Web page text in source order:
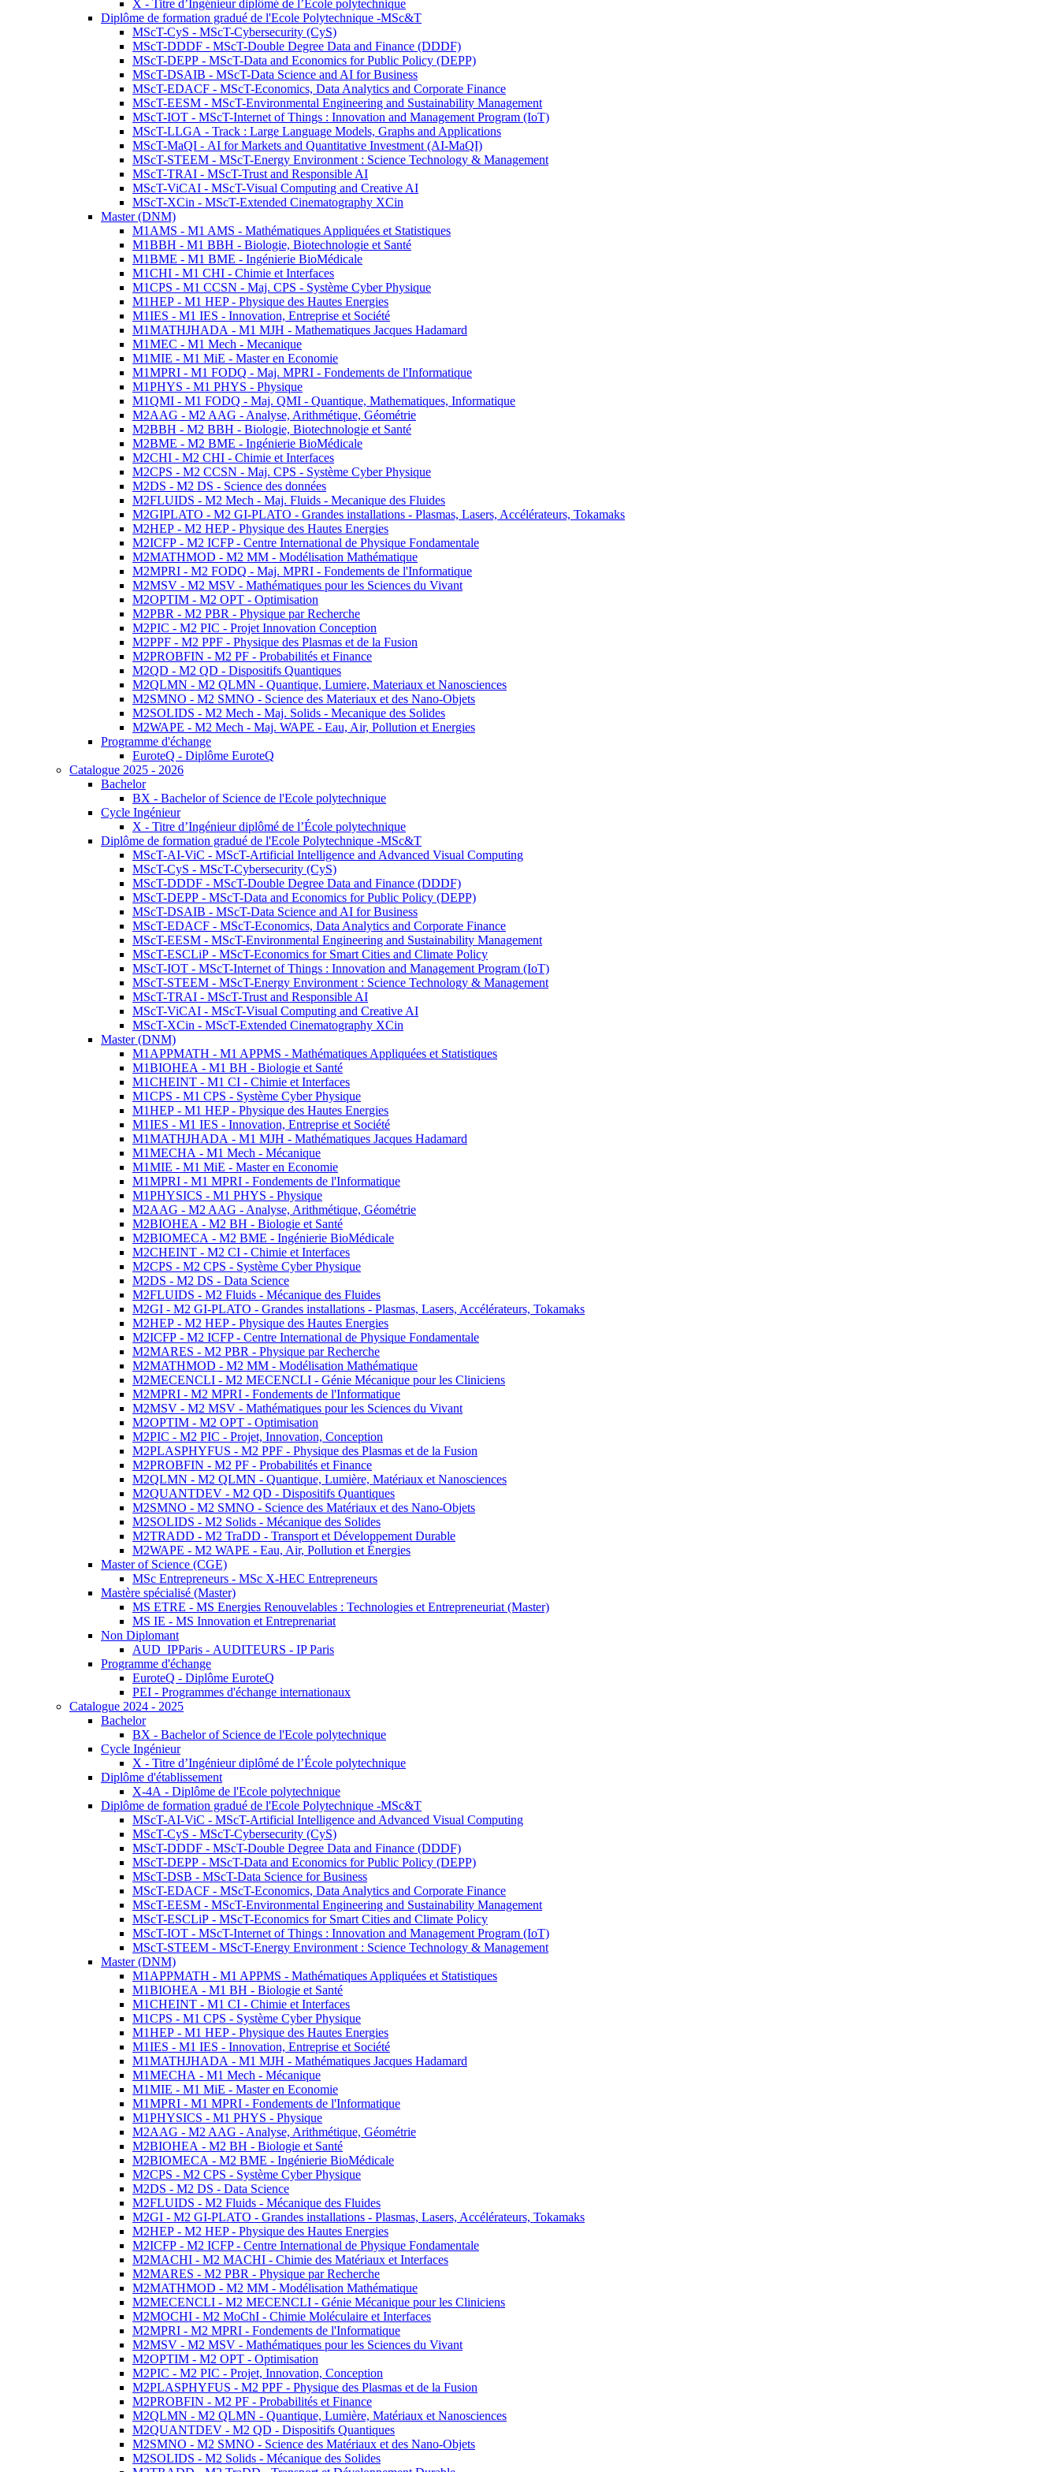
X - Titre d’Ingénieur diplômé de l’École polytechnique
Diplôme de formation gradué de l'Ecole Polytechnique -MSc&T
MScT-CyS - MScT-Cybersecurity (CyS)
MScT-DDDF - MScT-Double Degree Data and Finance (DDDF)
MScT-DEPP - MScT-Data and Economics for Public Policy (DEPP)
MScT-DSAIB - MScT-Data Science and AI for Business
MScT-EDACF - MScT-Economics, Data Analytics and Corporate Finance
MScT-EESM - MScT-Environmental Engineering and Sustainability Management
MScT-IOT - MScT-Internet of Things : Innovation and Management Program (IoT)
MScT-LLGA - Track : Large Language Models, Graphs and Applications
MScT-MaQI - AI for Markets and Quantitative Investment (AI-MaQI)
MScT-STEEM - MScT-Energy Environment : Science Technology & Management
MScT-TRAI - MScT-Trust and Responsible AI
MScT-ViCAI - MScT-Visual Computing and Creative AI
MScT-XCin - MScT-Extended Cinematography XCin
Master (DNM)
M1AMS - M1 AMS - Mathématiques Appliquées et Statistiques
M1BBH - M1 BBH - Biologie, Biotechnologie et Santé
M1BME - M1 BME - Ingénierie BioMédicale
M1CHI - M1 CHI - Chimie et Interfaces
M1CPS - M1 CCSN - Maj. CPS - Système Cyber Physique
M1HEP - M1 HEP - Physique des Hautes Energies
M1IES - M1 IES - Innovation, Entreprise et Société
M1MATHJHADA - M1 MJH - Mathematiques Jacques Hadamard
M1MEC - M1 Mech - Mecanique
M1MIE - M1 MiE - Master en Economie
M1MPRI - M1 FODQ - Maj. MPRI - Fondements de l'Informatique
M1PHYS - M1 PHYS - Physique
M1QMI - M1 FODQ - Maj. QMI - Quantique, Mathematiques, Informatique
M2AAG - M2 AAG - Analyse, Arithmétique, Géométrie
M2BBH - M2 BBH - Biologie, Biotechnologie et Santé
M2BME - M2 BME - Ingénierie BioMédicale
M2CHI - M2 CHI - Chimie et Interfaces
M2CPS - M2 CCSN - Maj. CPS - Système Cyber Physique
M2DS - M2 DS - Science des données
M2FLUIDS - M2 Mech - Maj. Fluids - Mecanique des Fluides
M2GIPLATO - M2 GI-PLATO - Grandes installations - Plasmas, Lasers, Accélérateurs, Tokamaks
M2HEP - M2 HEP - Physique des Hautes Energies
M2ICFP - M2 ICFP - Centre International de Physique Fondamentale
M2MATHMOD - M2 MM - Modélisation Mathématique
M2MPRI - M2 FODQ - Maj. MPRI - Fondements de l'Informatique
M2MSV - M2 MSV - Mathématiques pour les Sciences du Vivant
M2OPTIM - M2 OPT - Optimisation
M2PBR - M2 PBR - Physique par Recherche
M2PIC - M2 PIC - Projet Innovation Conception
M2PPF - M2 PPF - Physique des Plasmas et de la Fusion
M2PROBFIN - M2 PF - Probabilités et Finance
M2QD - M2 QD - Dispositifs Quantiques
M2QLMN - M2 QLMN - Quantique, Lumiere, Materiaux et Nanosciences
M2SMNO - M2 SMNO - Science des Materiaux et des Nano-Objets
M2SOLIDS - M2 Mech - Maj. Solids - Mecanique des Solides
M2WAPE - M2 Mech - Maj. WAPE - Eau, Air, Pollution et Energies
Programme d'échange
EuroteQ - Diplôme EuroteQ
Catalogue 2025 - 2026
Bachelor
BX - Bachelor of Science de l'Ecole polytechnique
Cycle Ingénieur
X - Titre d’Ingénieur diplômé de l’École polytechnique
Diplôme de formation gradué de l'Ecole Polytechnique -MSc&T
MScT-AI-ViC - MScT-Artificial Intelligence and Advanced Visual Computing
MScT-CyS - MScT-Cybersecurity (CyS)
MScT-DDDF - MScT-Double Degree Data and Finance (DDDF)
MScT-DEPP - MScT-Data and Economics for Public Policy (DEPP)
MScT-DSAIB - MScT-Data Science and AI for Business
MScT-EDACF - MScT-Economics, Data Analytics and Corporate Finance
MScT-EESM - MScT-Environmental Engineering and Sustainability Management
MScT-ESCLiP - MScT-Economics for Smart Cities and Climate Policy
MScT-IOT - MScT-Internet of Things : Innovation and Management Program (IoT)
MScT-STEEM - MScT-Energy Environment : Science Technology & Management
MScT-TRAI - MScT-Trust and Responsible AI
MScT-ViCAI - MScT-Visual Computing and Creative AI
MScT-XCin - MScT-Extended Cinematography XCin
Master (DNM)
M1APPMATH - M1 APPMS - Mathématiques Appliquées et Statistiques
M1BIOHEA - M1 BH - Biologie et Santé
M1CHEINT - M1 CI - Chimie et Interfaces
M1CPS - M1 CPS - Système Cyber Physique
M1HEP - M1 HEP - Physique des Hautes Energies
M1IES - M1 IES - Innovation, Entreprise et Société
M1MATHJHADA - M1 MJH - Mathématiques Jacques Hadamard
M1MECHA - M1 Mech - Mécanique
M1MIE - M1 MiE - Master en Economie
M1MPRI - M1 MPRI - Fondements de l'Informatique
M1PHYSICS - M1 PHYS - Physique
M2AAG - M2 AAG - Analyse, Arithmétique, Géométrie
M2BIOHEA - M2 BH - Biologie et Santé
M2BIOMECA - M2 BME - Ingénierie BioMédicale
M2CHEINT - M2 CI - Chimie et Interfaces
M2CPS - M2 CPS - Système Cyber Physique
M2DS - M2 DS - Data Science
M2FLUIDS - M2 Fluids - Mécanique des Fluides
M2GI - M2 GI-PLATO - Grandes installations - Plasmas, Lasers, Accélérateurs, Tokamaks
M2HEP - M2 HEP - Physique des Hautes Energies
M2ICFP - M2 ICFP - Centre International de Physique Fondamentale
M2MARES - M2 PBR - Physique par Recherche
M2MATHMOD - M2 MM - Modélisation Mathématique
M2MECENCLI - M2 MECENCLI - Génie Mécanique pour les Cliniciens
M2MPRI - M2 MPRI - Fondements de l'Informatique
M2MSV - M2 MSV - Mathématiques pour les Sciences du Vivant
M2OPTIM - M2 OPT - Optimisation
M2PIC - M2 PIC - Projet, Innovation, Conception
M2PLASPHYFUS - M2 PPF - Physique des Plasmas et de la Fusion
M2PROBFIN - M2 PF - Probabilités et Finance
M2QLMN - M2 QLMN - Quantique, Lumière, Matériaux et Nanosciences
M2QUANTDEV - M2 QD - Dispositifs Quantiques
M2SMNO - M2 SMNO - Science des Matériaux et des Nano-Objets
M2SOLIDS - M2 Solids - Mécanique des Solides
M2TRADD - M2 TraDD - Transport et Développement Durable
M2WAPE - M2 WAPE - Eau, Air, Pollution et Énergies
Master of Science (CGE)
MSc Entrepreneurs - MSc X-HEC Entrepreneurs
Mastère spécialisé (Master)
MS ETRE - MS Energies Renouvelables : Technologies et Entrepreneuriat (Master)
MS IE - MS Innovation et Entreprenariat
Non Diplomant
AUD_IPParis - AUDITEURS - IP Paris
Programme d'échange
EuroteQ - Diplôme EuroteQ
PEI - Programmes d'échange internationaux
Catalogue 2024 - 2025
Bachelor
BX - Bachelor of Science de l'Ecole polytechnique
Cycle Ingénieur
X - Titre d’Ingénieur diplômé de l’École polytechnique
Diplôme d'établissement
X-4A - Diplôme de l'Ecole polytechnique
Diplôme de formation gradué de l'Ecole Polytechnique -MSc&T
MScT-AI-ViC - MScT-Artificial Intelligence and Advanced Visual Computing
MScT-CyS - MScT-Cybersecurity (CyS)
MScT-DDDF - MScT-Double Degree Data and Finance (DDDF)
MScT-DEPP - MScT-Data and Economics for Public Policy (DEPP)
MScT-DSB - MScT-Data Science for Business
MScT-EDACF - MScT-Economics, Data Analytics and Corporate Finance
MScT-EESM - MScT-Environmental Engineering and Sustainability Management
MScT-ESCLiP - MScT-Economics for Smart Cities and Climate Policy
MScT-IOT - MScT-Internet of Things : Innovation and Management Program (IoT)
MScT-STEEM - MScT-Energy Environment : Science Technology & Management
Master (DNM)
M1APPMATH - M1 APPMS - Mathématiques Appliquées et Statistiques
M1BIOHEA - M1 BH - Biologie et Santé
M1CHEINT - M1 CI - Chimie et Interfaces
M1CPS - M1 CPS - Système Cyber Physique
M1HEP - M1 HEP - Physique des Hautes Energies
M1IES - M1 IES - Innovation, Entreprise et Société
M1MATHJHADA - M1 MJH - Mathématiques Jacques Hadamard
M1MECHA - M1 Mech - Mécanique
M1MIE - M1 MiE - Master en Economie
M1MPRI - M1 MPRI - Fondements de l'Informatique
M1PHYSICS - M1 PHYS - Physique
M2AAG - M2 AAG - Analyse, Arithmétique, Géométrie
M2BIOHEA - M2 BH - Biologie et Santé
M2BIOMECA - M2 BME - Ingénierie BioMédicale
M2CPS - M2 CPS - Système Cyber Physique
M2DS - M2 DS - Data Science
M2FLUIDS - M2 Fluids - Mécanique des Fluides
M2GI - M2 GI-PLATO - Grandes installations - Plasmas, Lasers, Accélérateurs, Tokamaks
M2HEP - M2 HEP - Physique des Hautes Energies
M2ICFP - M2 ICFP - Centre International de Physique Fondamentale
M2MACHI - M2 MACHI - Chimie des Matériaux et Interfaces
M2MARES - M2 PBR - Physique par Recherche
M2MATHMOD - M2 MM - Modélisation Mathématique
M2MECENCLI - M2 MECENCLI - Génie Mécanique pour les Cliniciens
M2MOCHI - M2 MoChI - Chimie Moléculaire et Interfaces
M2MPRI - M2 MPRI - Fondements de l'Informatique
M2MSV - M2 MSV - Mathématiques pour les Sciences du Vivant
M2OPTIM - M2 OPT - Optimisation
M2PIC - M2 PIC - Projet, Innovation, Conception
M2PLASPHYFUS - M2 PPF - Physique des Plasmas et de la Fusion
M2PROBFIN - M2 PF - Probabilités et Finance
M2QLMN - M2 QLMN - Quantique, Lumière, Matériaux et Nanosciences
M2QUANTDEV - M2 QD - Dispositifs Quantiques
M2SMNO - M2 SMNO - Science des Matériaux et des Nano-Objets
M2SOLIDS - M2 Solids - Mécanique des Solides